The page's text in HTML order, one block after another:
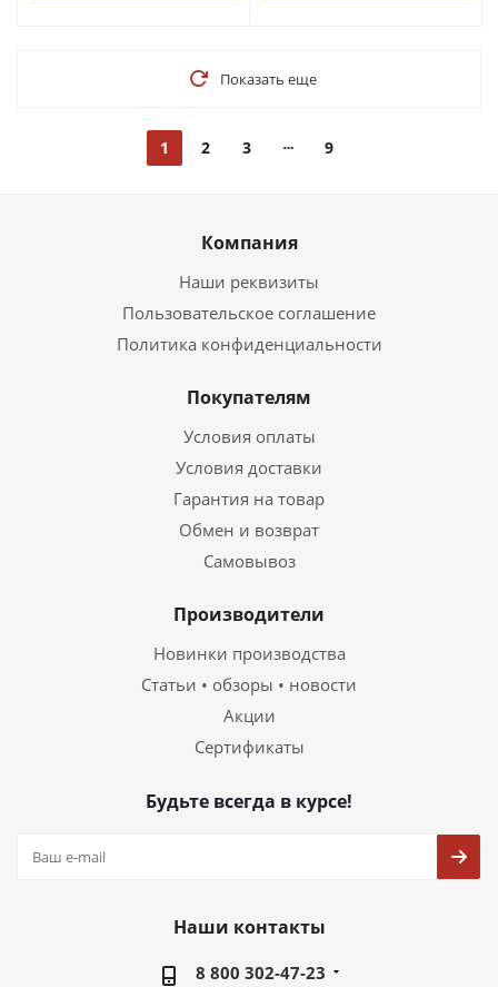
Показать еще
1 2 3 9
Компания
Наши реквизиты
Пользовательское соглашение
Политика конфиденциальности
Покупателям
Условия оплаты
Условия доставки
Гарантия на товар
Обмен и возврат
Самовывоз
Производители
Новинки производства
Статьи • обзоры • новости
Акции
Сертификаты
Будьте всегда в курсе!
Наши контакты
8 800 302-47-23